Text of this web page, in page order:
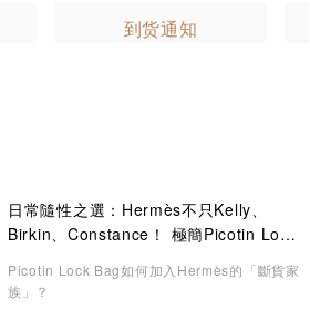
到货通知
日常隨性之選：Hermès不只Kelly、
Birkin、Constance！ 極簡Picotin Lock
Picotin Lock Bag如何加入Hermès的「斷貨家
族」？